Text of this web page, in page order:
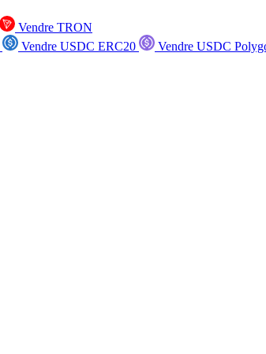
Vendre TRON
Vendre USDC ERC20
Vendre USDC